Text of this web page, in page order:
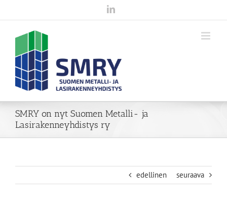
LinkedIn
SMRY on nyt Suomen Metalli- ja
Lasirakenneyhdistys ry
edellinen seuraava